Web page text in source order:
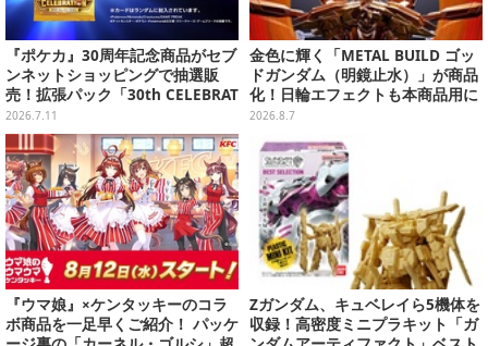
『ポケカ』30周年記念商品がセブ
ンネットショッピングで抽選販
売！拡張パック「30th CELEBRAT
ION」と「エーフィ・ブラッキー
セット」が対象
2026.7.11
金色に輝く「METAL BUILD ゴッ
ドガンダム（明鏡止水）」が商品
化！日輪エフェクトも本商品用に
刷新した豪華仕様
2026.8.7
『ウマ娘』×ケンタッキーのコラ
ボ商品を一足早くご紹介！ パッケ
Zガンダム、キュベレイら5機体を
収録！高密度ミニプラキット「ガ